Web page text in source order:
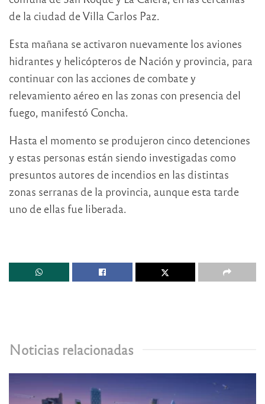
de la ciudad de Villa Carlos Paz.
Esta mañana se activaron nuevamente los aviones
hidrantes y helicópteros de Nación y provincia, para
continuar con las acciones de combate y
relevamiento aéreo en las zonas con presencia del
fuego, manifestó Concha.
Hasta el momento se produjeron cinco detenciones
y estas personas están siendo investigadas como
presuntos autores de incendios en las distintas
zonas serranas de la provincia, aunque esta tarde
uno de ellas fue liberada.
Noticias relacionadas